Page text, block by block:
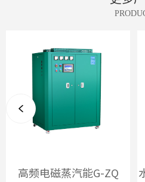
高频电磁蒸汽能G-ZQ
